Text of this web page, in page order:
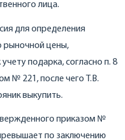
лица.
для определения
рыночной цены,
подарка, согласно п. 8
№ 221, после чего Т.В.
выкупить.
приказом №
по заключению